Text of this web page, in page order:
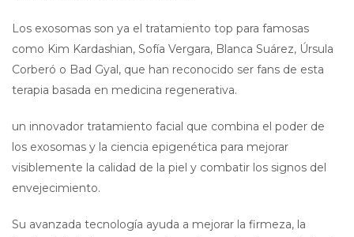
Los exosomas son ya el tratamiento top para famosas
como Kim Kardashian, Sofía Vergara, Blanca Suárez, Úrsula
Corberó o Bad Gyal, que han reconocido ser fans de esta
terapia basada en medicina regenerativa.
un innovador tratamiento facial que combina el poder de
los exosomas y la ciencia epigenética para mejorar
visiblemente la calidad de la piel y combatir los signos del
envejecimiento.
Su avanzada tecnología ayuda a mejorar la firmeza, la